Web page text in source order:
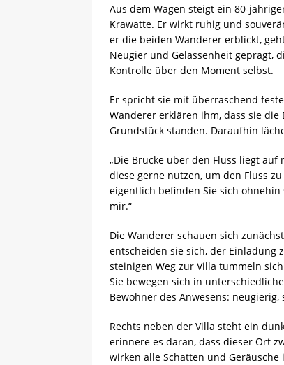
Aus dem Wagen steigt ein 80-
Krawatte. Er wirkt ruhig und
er die beiden Wanderer erblickt,
Neugier und Gelassenheit geprägt,
Kontrolle über den Moment selbst.
Er spricht sie mit überraschend
Wanderer erklären ihm, dass sie
Grundstück standen. Daraufhin
„Die Brücke über den Fluss liegt
diese gerne nutzen, um den Fluss
eigentlich befinden Sie sich ohnehin
mir.“
Die Wanderer schauen sich
entscheiden sie sich, der Einladung
steinigen Weg zur Villa tummeln
Sie bewegen sich in
Bewohner des Anwesens:
Rechts neben der Villa steht ein
erinnere es daran, dass dieser Ort
wirken alle Schatten und